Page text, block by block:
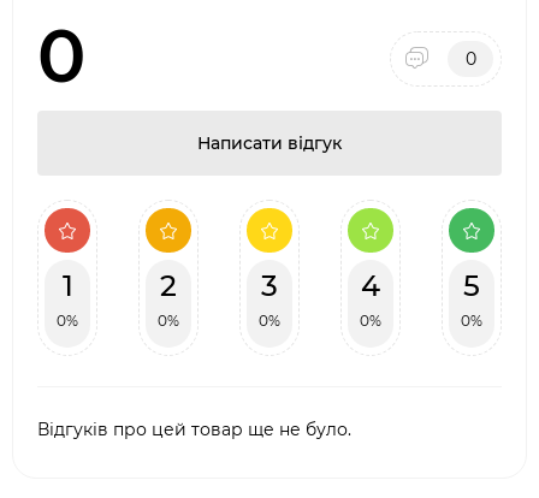
0 0
Написати відгук
1
0%
2
0%
3
0%
4
0%
5
0%
Відгуків про цей товар ще не було.